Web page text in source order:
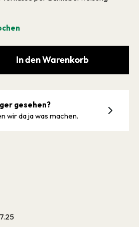
In den Warenkorb
gesehen?
wir da ja was machen.